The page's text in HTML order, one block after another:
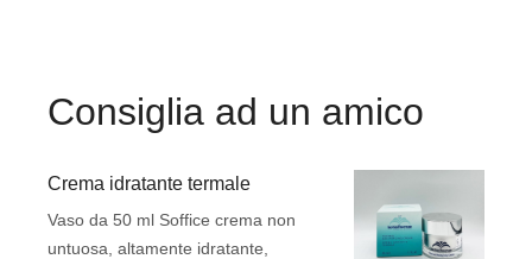
Consiglia ad un amico
Crema idratante termale
Vaso da 50 ml Soffice crema non
untuosa, altamente idratante,